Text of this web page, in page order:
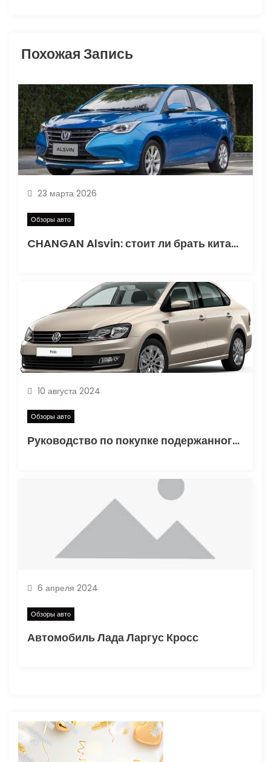
я
о
з
а
п
и
Похожая Запись
23 марта 2026
Обзоры авто
CHANGAN Alsvin: стоит ли брать китайский седан в 2026
10 августа 2024
Обзоры авто
Руководство по покупке подержанного Volkswagen Polo: как выбрать надежный автомобиль
6 апреля 2024
Обзоры авто
Автомобиль Лада Ларгус Кросс